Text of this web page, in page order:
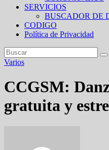
SERVICIOS
BUSCADOR DE
CODIGO
Política de Privacidad
Varios
CCGSM:
gratuita y